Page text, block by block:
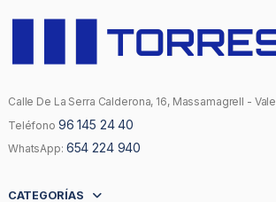
Calle De La Serra Calderona, 16, Massamagrell -
Teléfono 96 145 24 40
WhatsApp: 654 224 940
CATEGORÍAS